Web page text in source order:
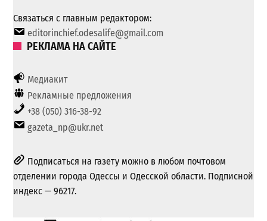
Связаться с главным редактором:
editorinchief.odesalife@gmail.com
РЕКЛАМА НА САЙТЕ
Медиакит
Рекламные предложения
+38 (050) 316-38-92
gazeta_np@ukr.net
Подписаться на газету можно в любом почтовом
отделении города Одессы и Одесской области. Подписной
индекс — 96217.